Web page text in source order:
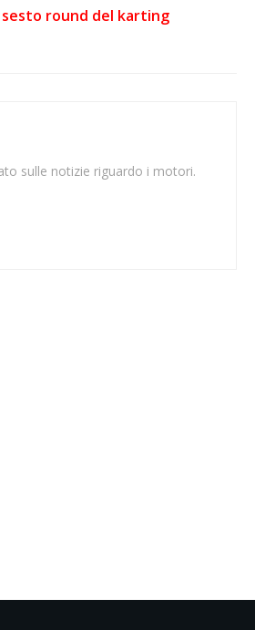
round del karting
sulle notizie riguardo i motori.